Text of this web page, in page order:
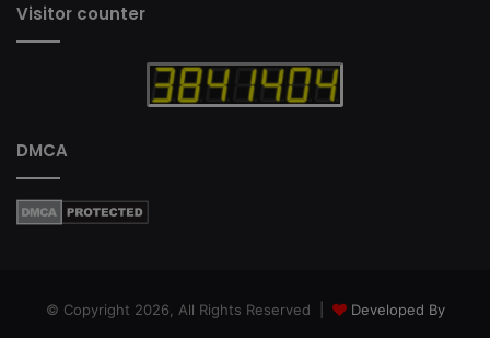
Visitor counter
DMCA
© Copyright 2026, All Rights Reserved |
Developed By